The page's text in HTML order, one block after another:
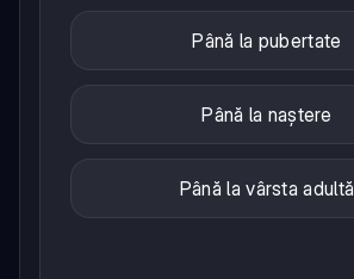
Până la pubertate
Până la naștere
Până la vârsta adultă